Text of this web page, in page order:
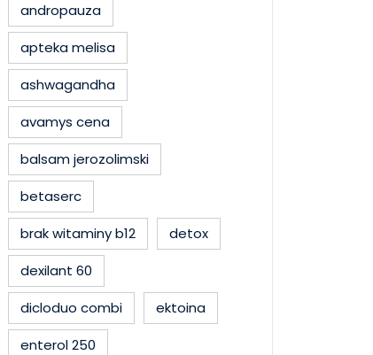
andropauza
apteka melisa
ashwagandha
avamys cena
balsam jerozolimski
betaserc
brak witaminy b12
detox
dexilant 60
dicloduo combi
ektoina
enterol 250